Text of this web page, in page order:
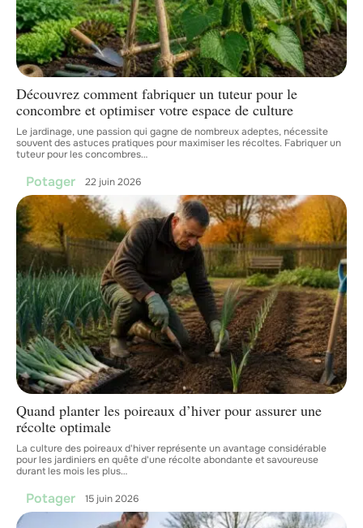
Découvrez comment fabriquer un tuteur pour le
concombre et optimiser votre espace de culture
Le jardinage, une passion qui gagne de nombreux adeptes, nécessite
souvent des astuces pratiques pour maximiser les récoltes. Fabriquer un
tuteur pour les concombres…
Potager 22 juin 2026
Quand planter les poireaux d’hiver pour assurer une
récolte optimale
La culture des poireaux d'hiver représente un avantage considérable
pour les jardiniers en quête d'une récolte abondante et savoureuse
durant les mois les plus…
Potager 15 juin 2026